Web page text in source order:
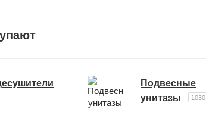
Подвесные
унитазы
1030